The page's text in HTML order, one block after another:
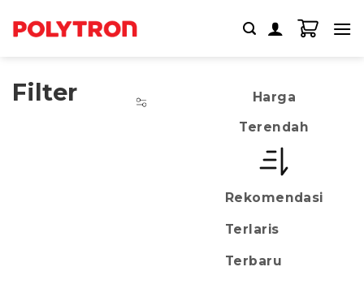
Filter
Harga
Terendah
Rekomendasi
Terlaris
Terbaru